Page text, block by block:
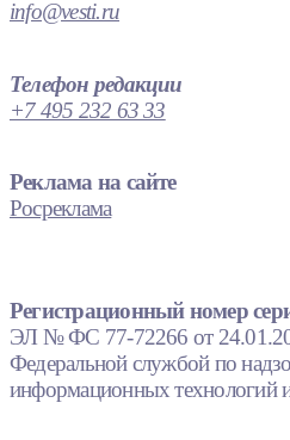
info@vesti.ru
Телефон редакции
+7 495 232 63 33
Реклама на сайте
Росреклама
Регистрационный номер
ЭЛ № ФС 77-72266 от
Федеральной службой по
информационных технологий